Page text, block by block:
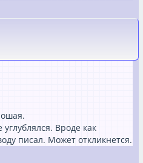
Вроде как
писал. Может откликнется.